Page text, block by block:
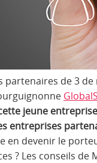
partenaires de 3
jeune
entreprises
en devenir le
? Les conseils de